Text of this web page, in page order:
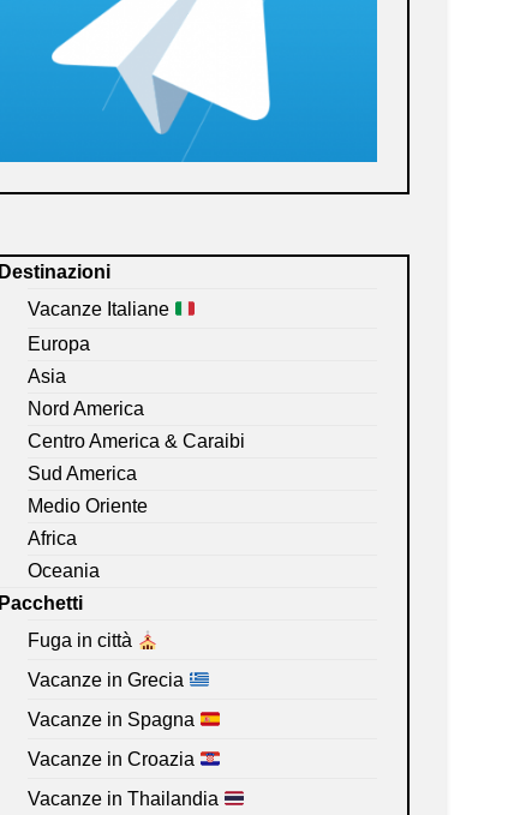
Destinazioni
Vacanze Italiane
Europa
Asia
Nord America
Centro America & Caraibi
Sud America
Medio Oriente
Africa
Oceania
Pacchetti
Fuga in città
Vacanze in Grecia
Vacanze in Spagna
Vacanze in Croazia
Vacanze in Thailandia